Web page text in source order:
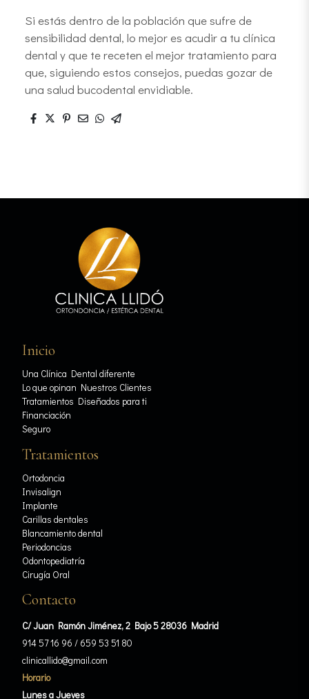
Si estás dentro de la población que sufre de
sensibilidad dental, lo mejor es acudir a tu clínica
dental y que te receten el mejor tratamiento para
que, siguiendo estos consejos, puedas gozar de
una salud bucodental envidiable.
Inicio
Una Clínica Dental diferente
Lo que opinan Nuestros Clientes
Tratamientos Diseñados para ti
Financiación
Seguro
Tratamientos
Ortodoncia
Invisalign
Implante
Carillas dentales
Blancamiento dental
Periodoncias
Odontopediatría
Cirugía Oral
Contacto
C/ Juan Ramón Jiménez, 2 Bajo 5 28036 Madrid
914 57 16 96 / 659 53 51 80
clinicallido@gmail.com
Horario
Lunes a Jueves